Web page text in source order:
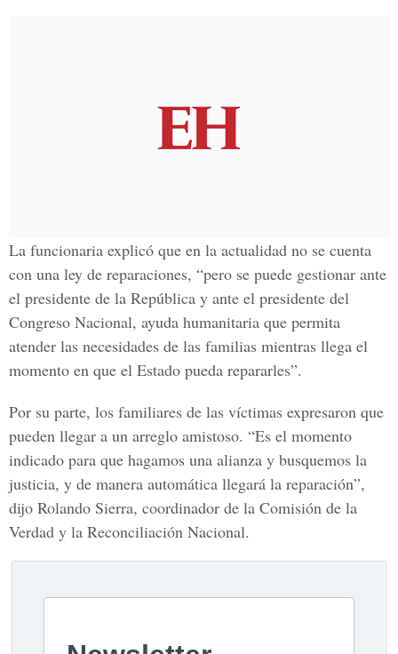
La funcionaria explicó que en la actualidad no se cuenta
con una ley de reparaciones, “pero se puede gestionar ante
el presidente de la República y ante el presidente del
Congreso Nacional, ayuda humanitaria que permita
atender las necesidades de las familias mientras llega el
momento en que el Estado pueda repararles”.
Por su parte, los familiares de las víctimas expresaron que
pueden llegar a un arreglo amistoso. “Es el momento
indicado para que hagamos una alianza y busquemos la
justicia, y de manera automática llegará la reparación”,
dijo Rolando Sierra, coordinador de la Comisión de la
Verdad y la Reconciliación Nacional.